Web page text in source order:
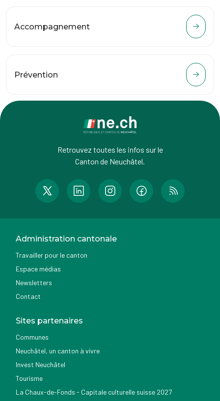
Accompagnement
Prévention
Retrouvez toutes les infos sur le
Canton de Neuchâtel.
Administration cantonale
Travailler pour le canton
Espace médias
Newsletters
Contact
Sites partenaires
Communes
Neuchâtel, un canton à vivre
Invest Neuchâtel
Tourisme
La Chaux-de-Fonds - Capitale culturelle suisse 2027